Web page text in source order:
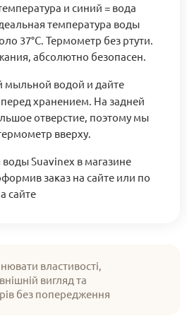
и синий = вода
температура воды
37°C. Термометр без ртути.
абсолютно безопасен.
мыльной водой и дайте
хранением. На задней
отверстие, поэтому мы
вверху.
Suavinex в магазине
заказ на сайте или по
сайте
властивості,
вигляд та
без попередження